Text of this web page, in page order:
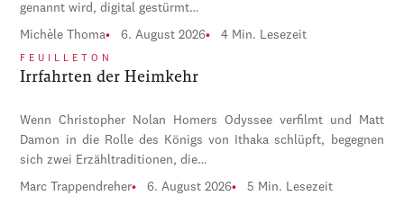
genannt wird, digital gestürmt…
Michèle Thoma 6. August 2026 4 Min. Lesezeit
FEUILLETON
Irrfahrten der Heimkehr
Wenn Christopher Nolan Homers Odyssee verfilmt und Matt
Damon in die Rolle des Königs von Ithaka schlüpft, begegnen
sich zwei Erzähltraditionen, die…
Marc Trappendreher 6. August 2026 5 Min. Lesezeit